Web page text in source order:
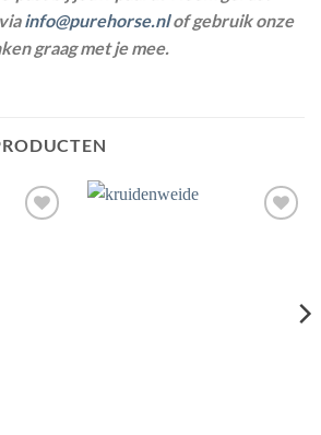
info@purehorse.nlof gebruik onze
graag met je mee.